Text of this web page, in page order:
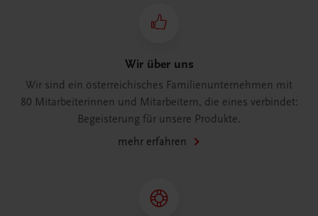
Wir über uns
Wir sind ein österreichisches Familienunternehmen mit
80 Mitarbeiterinnen und Mitarbeitern, die eines verbindet:
Begeisterung für unsere Produkte.
mehr erfahren